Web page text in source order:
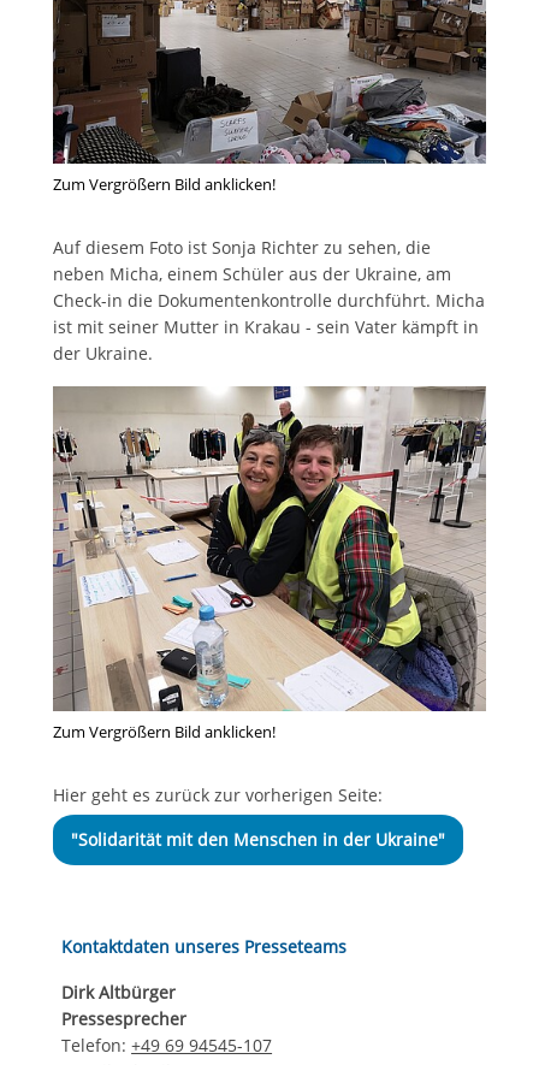
Zum Vergrößern Bild anklicken!
Auf diesem Foto ist Sonja Richter zu sehen, die
neben Micha, einem Schüler aus der Ukraine, am
Check-in die Dokumentenkontrolle durchführt. Micha
ist mit seiner Mutter in Krakau - sein Vater kämpft in
der Ukraine.
Zum Vergrößern Bild anklicken!
Hier geht es zurück zur vorherigen Seite:
"Solidarität mit den Menschen in der Ukraine"
Kontaktdaten unseres Presseteams
Dirk Altbürger
Pressesprecher
Telefon:+49 69 94545-107